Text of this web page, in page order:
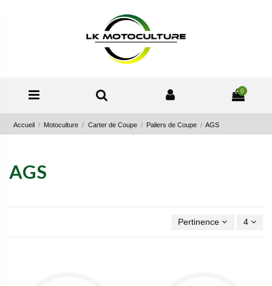
0
Accueil Motoculture Carter de Coupe Paliers de Coupe AGS
AGS
Pertinence 4